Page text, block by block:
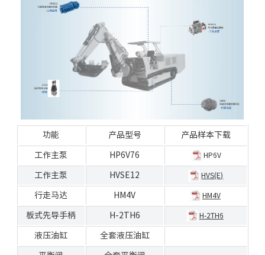
功能 产品型号 产品样本下载
工作主泵 HP6V76 HP6V
工作主泵 HVSE12 HVS(E)
行走马达 HM4V HM4V
板式先导手柄 H-2TH6 H-2TH6
液压油缸 全套液压油缸